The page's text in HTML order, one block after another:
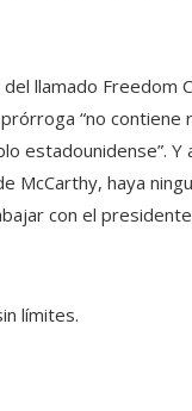
llamado Freedom
“no contiene
estadounidense”. Y
McCarthy, haya
con el
límites.